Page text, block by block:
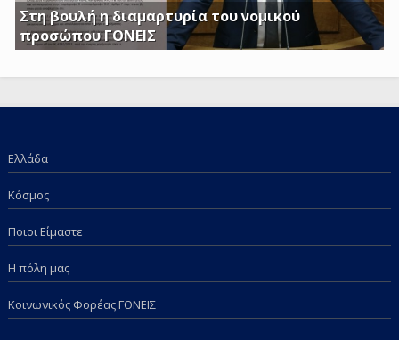
Στη βουλή η διαμαρτυρία του νομικού
προσώπου ΓΟΝΕΙΣ
Γ. Κατσιαντώνης: Φορολογείτε με Κοινή Υπουργική
Απόφαση και τα επιδόματα των παιδιών μας; Πόση
Ελλάδα
Κόσμος
Ποιοι Είμαστε
Η πόλη μας
Κοινωνικός Φορέας ΓΟΝΕΙΣ